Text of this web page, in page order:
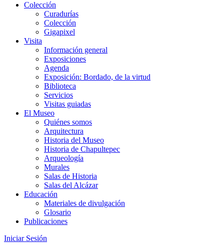
Colección
Curadurías
Colección
Gigapixel
Visita
Información general
Exposiciones
Agenda
Exposición: Bordado, de la virtud
Biblioteca
Servicios
Visitas guiadas
El Museo
Quiénes somos
Arquitectura
Historia del Museo
Historia de Chapultepec
Arqueología
Murales
Salas de Historia
Salas del Alcázar
Educación
Materiales de divulgación
Glosario
Publicaciones
Iniciar Sesión